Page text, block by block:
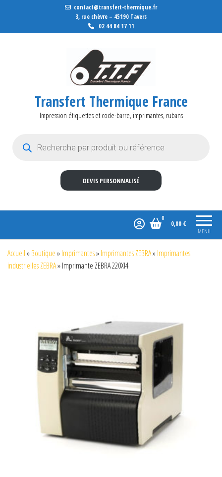
contact@transfert-thermique.fr
3, rue chèvre – 45190 Tavers
02 44 84 17 11
Transfert Thermique France
Impression étiquettes et code-barre, imprimantes, rubans
DEVIS PERSONNALISÉ
MENU
0
0,00 €
Accueil»Boutique»Imprimantes»Imprimantes ZEBRA»Imprimantes
industrielles ZEBRA»Imprimante ZEBRA 220XI4